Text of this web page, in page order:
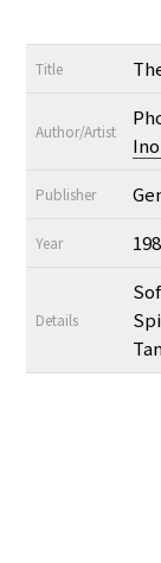
Title
Author/Artist
Publisher
Year
Details